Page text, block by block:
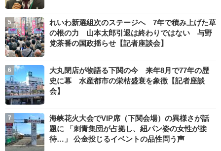
れいわ新選組次のステージへ 7年で積み上げた草
の根の力 山本太郎引退は終わりではない 与野
党茶番の国政揺らせ【記者座談会】
大丸閉店が物語る下関の今 来年8月で77年の歴
史に幕 水産都市の栄枯盛衰を象徴【記者座談
会】
海峡花火大会でVIP席（下関会場）の異様さが話
題に 「刺青集団が占拠し、紐パン姿の女性が接
待…」 公金投じるイベントの品性問う声